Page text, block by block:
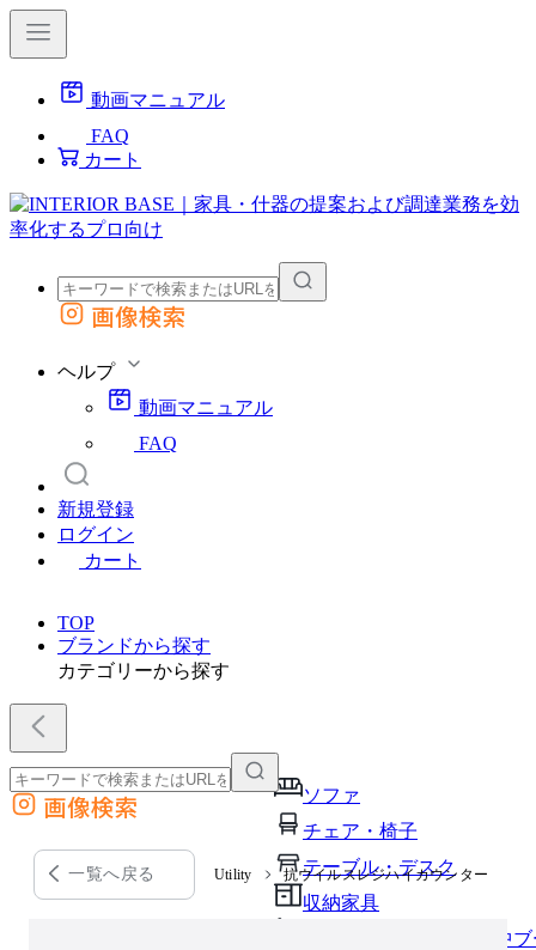
動画マニュアル
FAQ
カート
外部サイトの商品をカートに追加
画像検索
ヘルプ
動画マニュアル
FAQ
新規登録
ログイン
カート
TOP
ブランドから探す
カテゴリーから探す
ソファ
チェア・椅子
テーブル・デスク
収納家具
パーソナルブース・集中
外部サイトの商品をカートに追加
他のサイトで見つけた商品ページのURLを貼り付けて、カートに追加できます
画像検索
一覧へ戻る Utility 抗ウイルスレジハイカウンター